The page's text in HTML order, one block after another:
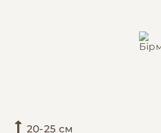
20-25 см